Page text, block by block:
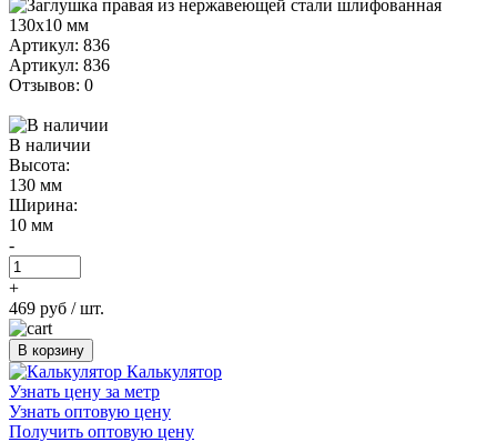
Артикул: 836
Артикул: 836
Отзывов: 0
В наличии
Высота:
130 мм
Ширина:
10 мм
-
+
469 руб / шт.
В корзину
Калькулятор
Узнать цену за метр
Узнать оптовую цену
Получить оптовую цену